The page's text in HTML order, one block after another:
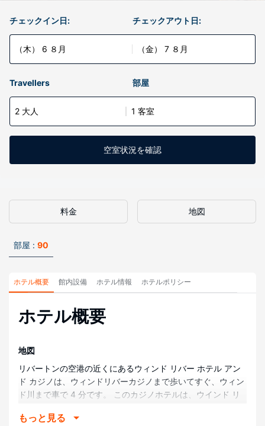
チェックイン日:
（木） 6 ８月
チェックアウト日:
（金） 7 ８月
Travellers 部屋
2 大人 1 客室
空室状況を確認
料金 地図
部屋 : 90
ホテル概要 館内設備 ホテル情報 ホテルポリシー
ホテル概要
地図
リバートンの空港の近くにあるウィンド リバー ホテル アン
ド カジノは、ウィンドリバーカジノまで歩いてすぐ、ウィン
ド川まで車で 4 分です。 このカジノホテルは、ウインド リ
パークまで 5.5 km です。
もっと見る